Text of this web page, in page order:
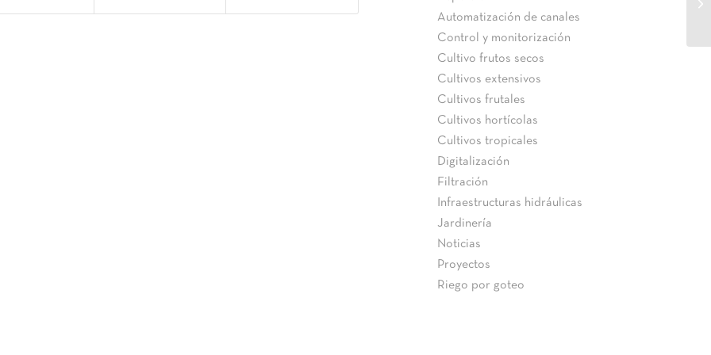
Automatización de canales
Control y monitorización
Cultivo frutos secos
Cultivos extensivos
Cultivos frutales
Cultivos hortícolas
Cultivos tropicales
Digitalización
Filtración
Infraestructuras hidráulicas
Jardinería
Noticias
Proyectos
Riego por goteo